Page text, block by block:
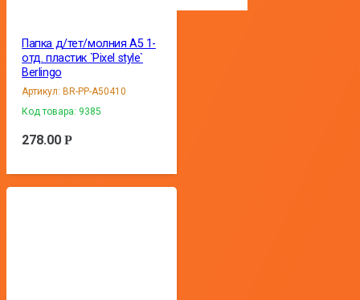
Папка д/тет/молния А5 1-
отд. пластик `Pixel style`
Berlingo
Артикул: BR-PP-A50410
Код товара: 9385
278.00Р